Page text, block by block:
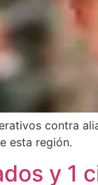
contra
esta región.
y 1